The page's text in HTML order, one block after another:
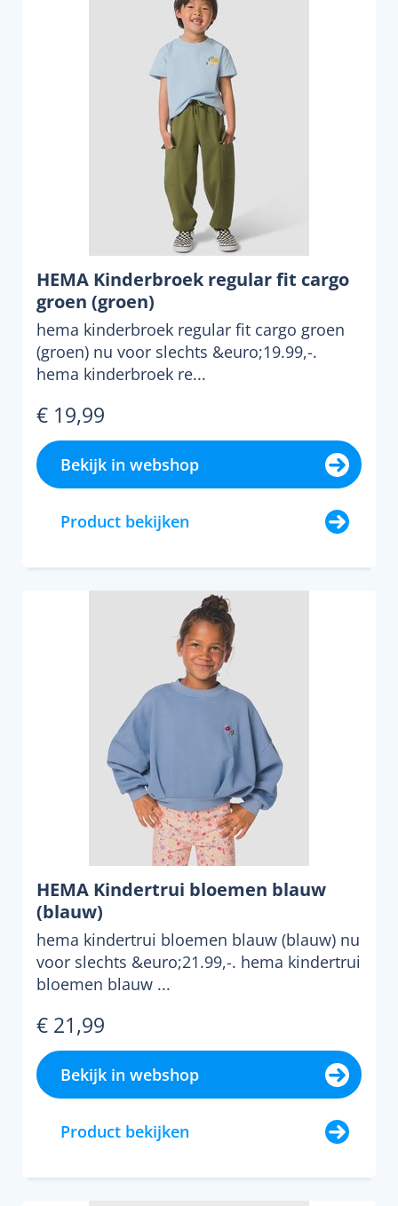
HEMA Kinderbroek regular fit cargo
groen (groen)
hema kinderbroek regular fit cargo groen
(groen) nu voor slechts &euro;19.99,-.
hema kinderbroek re...
€ 19,99
Bekijk in webshop
Product bekijken
HEMA Kindertrui bloemen blauw
(blauw)
hema kindertrui bloemen blauw (blauw) nu
voor slechts &euro;21.99,-. hema kindertrui
bloemen blauw ...
€ 21,99
Bekijk in webshop
Product bekijken